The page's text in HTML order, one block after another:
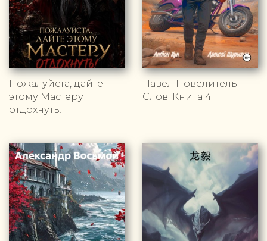
Пожалуйста, дайте
этому Мастеру
отдохнуть!
Павел Повелитель
Слов. Книга 4